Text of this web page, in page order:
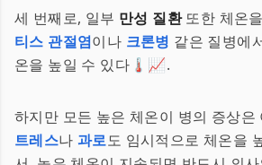
세 번째로, 일부 만성 질환또한 체온
티스 관절염이나 크론병 같은 질병에
온을 높일 수 있다🌡️📈.
하지만 모든 높은 체온이 병의 증상은
트레스나과로도 임시적으로 체온을